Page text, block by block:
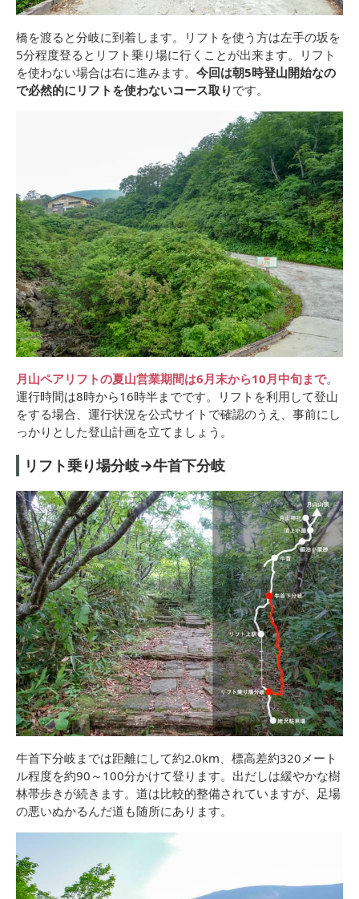
橋を渡ると分岐に到着します。リフトを使う方は左手の坂を
5分程度登るとリフト乗り場に行くことが出来ます。リフト
を使わない場合は右に進みます。 今回は朝5時登山開始なの
で必然的にリフトを使わないコース取り です。
月山ペアリフトの夏山営業期間は6月末から10月中旬まで。
運行時間は8時から16時半までです。リフトを利用して登山
をする場合、運行状況を公式サイトで確認のうえ、事前にし
っかりとした登山計画を立てましょう。
リフト乗り場分岐→牛首下分岐
牛首下分岐までは距離にして約2.0km、標高差約320メート
ル程度を約90～100分かけて登ります。出だしは緩やかな樹
林帯歩きが続きます。道は比較的整備されていますが、足場
の悪いぬかるんだ道も随所にあります。